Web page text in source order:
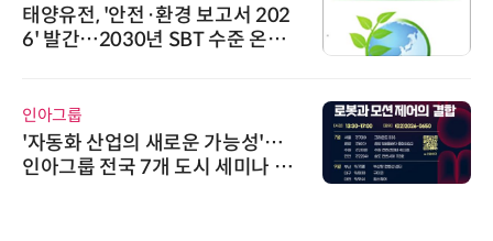
태양유전, '안전·환경 보고서 202
6' 발간…2030년 SBT 수준 온실
인아그룹
'자동화 산업의 새로운 가능성'…
인아그룹 전국 7개 도시 세미나 페